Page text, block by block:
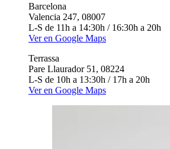
Barcelona
Valencia 247, 08007
L-S de 11h a 14:30h / 16:30h a 20h
Ver en Google Maps
Terrassa
Pare Llaurador 51, 08224
L-S de 10h a 13:30h / 17h a 20h
Ver en Google Maps